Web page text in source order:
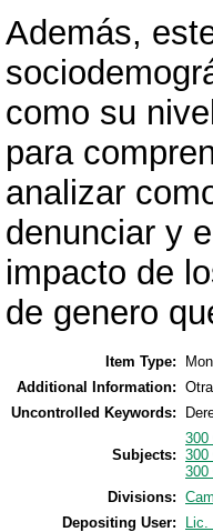
Además,
como su
para
analizar
denunciar y
impacto de
de genero
Item Type:
Additional Information:
Uncontrolled Keywords:
Subjects:
300
300
300
Divisions:
Depositing User:
Lic.